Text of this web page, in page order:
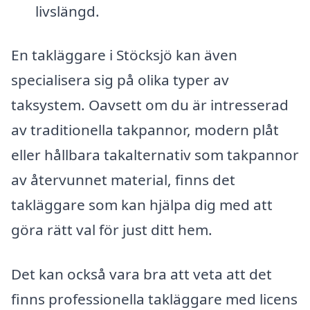
livslängd.
En takläggare i Stöcksjö kan även
specialisera sig på olika typer av
taksystem. Oavsett om du är intresserad
av traditionella takpannor, modern plåt
eller hållbara takalternativ som takpannor
av återvunnet material, finns det
takläggare som kan hjälpa dig med att
göra rätt val för just ditt hem.
Det kan också vara bra att veta att det
finns professionella takläggare med licens